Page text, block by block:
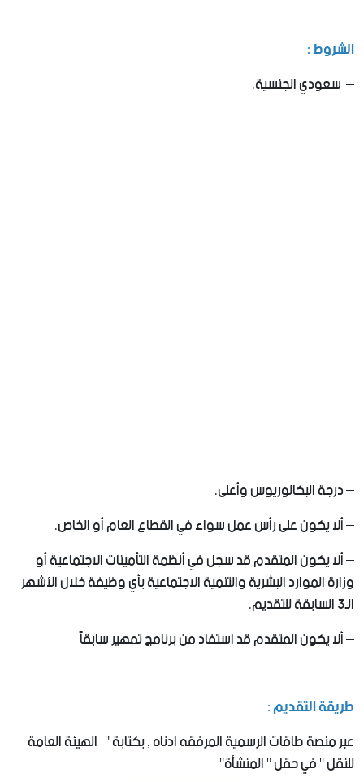
الشروط :
– سعودي الجنسية.
– درجة البكالوريوس وأعلى.
– ألا يكون على رأس عمل سواء في القطاع العام أو الخاص.
– ألا يكون المتقدم قد سجل في أنظمة التأمينات الاجتماعية أو
وزارة الموارد البشرية والتنمية الاجتماعية بأي وظيفة خلال الأشهر
الـ3 السابقة للتقديم.
– ألا يكون المتقدم قد استفاد من برنامج تمهير سابقاً
طريقة التقديم :
عبر منصة طاقات الرسمية المرفقه ادناه , بكتابة " الهيئة العامة
للنقل " في حقل " المنشأة"